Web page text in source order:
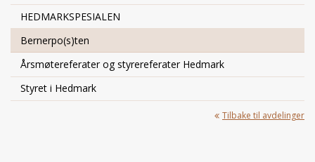
HEDMARKSPESIALEN
Bernerpo(s)ten
Årsmøtereferater og styrereferater Hedmark
Styret i Hedmark
Tilbake til avdelinger